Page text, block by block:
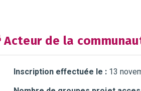
Acteur de la
Inscription effectuée le :13